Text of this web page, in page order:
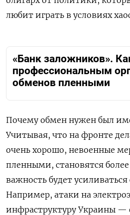
любит играть в условиях
«Банк заложников».
профессиональным
обменов пленными
Почему обмен нужен был
Учитывая, что на фронте
очень хорошо, невоенные
пленными, становятся
важность будет
Например, атаки на
инфраструктуру Украины —